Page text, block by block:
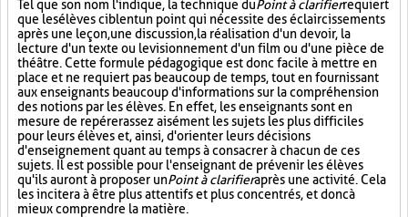
Tel que son nom l'indique, la technique duPoint à clarifierrequiert
que les élèves ciblent un point qui nécessite des éclaircissements
après une leçon, une discussion, la réalisation d'un devoir, la
lecture d'un texte ou le visionnement d'un film ou d'une pièce de
théâtre. Cette formule pédagogique est donc facile à mettre en
place et ne requiert pas beaucoup de temps, tout en fournissant
aux enseignants beaucoup d'informations sur la compréhension
des notions par les élèves. En effet, les enseignants sont en
mesure de repérer assez aisément les sujets les plus difficiles
pour leurs élèves et, ainsi, d'orienter leurs décisions
d'enseignement quant au temps à consacrer à chacun de ces
sujets. Il est possible pour l'enseignant de prévenir les élèves
qu'ils auront à proposer unPoint à clarifieraprès une activité. Cela
les incitera à être plus attentifs et plus concentrés, et donc à
mieux comprendre la matière.